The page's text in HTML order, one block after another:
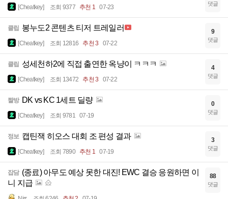
[Cheatkey] 조회 9377 추천 1 07-23 댓글
클립 봉누도2 콘텐츠 티저 트레일러
[Cheatkey] 조회 12816 추천 3 07-22
9
댓글
클립 성세천하2에 직접 출연한 옥냥이 ㅋㅋㅋ
[Cheatkey] 조회 13472 추천 3 07-22
4
댓글
짤방 DK vs KC 1세트 딜량
[Cheatkey] 조회 9781 07-19
0
댓글
정보 캡틴잭 히오스 대회 조 편성 결과
[Cheatkey] 조회 7890 추천 1 07-19
3
댓글
잡담 (종료) 아무도 예상 못한 대진! EWC 결승 응원하면 이
니 지급
88
댓글